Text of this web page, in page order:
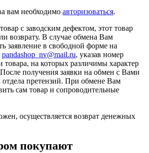
вам необходимо авторизоваться.
с заводским дефектом, этот товар
возврату. В случае обмена Вам
заявление в свободной форме на
pandashop_nv@mail.ru, указав номер
товара, на которых различимы характер
получения заявки на обмен с Вами
отдела претензий. При обмене Вам
сам товар и сопроводительные
осуществляется возврат денежных
покупают